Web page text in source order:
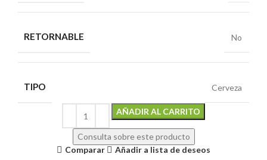
RETORNABLE No
TIPO Cerveza
AÑADIR AL CARRITO
Consulta sobre este producto
Comparar
Añadir a lista de deseos